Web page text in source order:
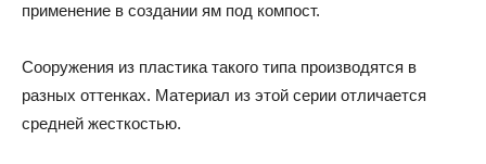
применение в создании ям под компост.
Сооружения из пластика такого типа производятся в
разных оттенках. Материал из этой серии отличается
средней жесткостью.